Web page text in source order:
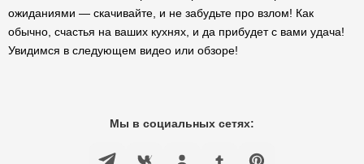
ожиданиями — скачивайте, и не забудьте про взлом! Как
обычно, счастья на ваших кухнях, и да прибудет с вами удача!
Увидимся в следующем видео или обзоре!
Мы в социальных сетях: